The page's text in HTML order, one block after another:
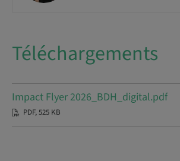
Téléchargements
Impact Flyer 2026_BDH_digital.pdf
PDF, 525 KB